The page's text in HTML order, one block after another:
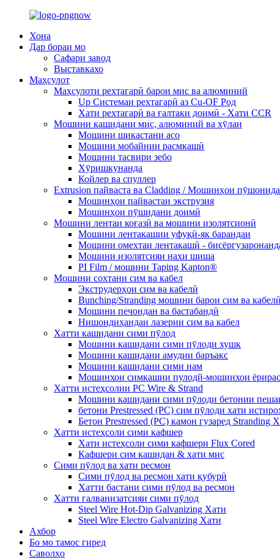
Хона
Дар бораи мо
Сафари завод
Выставкахо
Маҳсулот
Маҳсулоти рехтагарӣ барои мис ва алюминий
Up Системаи рехтагарӣ аз Cu-OF Род
Хати рехтагарӣ ва ғалтаки доимӣ - Хати CCR
Мошини кашидани мис, алюминий ва хӯлаи
Мошини шикастани асо
Мошини мобайнии расмкашӣ
Мошини тасвири зебо
Хӯришкунанда
Койлер ва спуллер
Extrusion пайваста ва Cladding / Мошинҳои
Мошинҳои пайвастаи экструзия
Мошинҳои пӯшидани доимӣ
Мошини лентаи коғазӣ ва мошини изолятсионӣ
Мошини лентакашии уфуқӣ-як барандаи
Мошини омехтаи лентакашӣ -
Мошини изолятсияи нахи шиша
PI Film / мошини Taping Kapton®
Мошини сохтани сим ва кабел
Экструдерҳои сим ва кабелӣ
Bunching/Stranding мошини барои сим ва кабелӣ
Мошини печондан ва бастабандӣ
Нишондиҳандаи лазерии сим ва кабел
Хатти кашидани сими пӯлод
Мошини кашидани сими пӯлоди хушк
Мошини кашидани амудии баръакс
Мошини кашидани сими нам
Мошинхои симкашии пулодй-мошинхои
Хатти истеҳсолии PC Wire & Strand
Мошини кашидани сими пӯлоди бетонии
бетони Prestressed (PC) сим пӯлоди хати
Бетон Prestressed (PC) камон гузаред Stranding
Хатти истеҳсоли сими кафшер
Хати истеҳсоли сими кафшери Flux Cored
Кафшери сим кашидан & хати мис
Сими пӯлод ва хати ресмон
Сими пӯлод ва ресмон хати қубурӣ
Хатти бастани сими пӯлод ва ресмон
Хатти галванизатсияи сими пӯлод
Steel Wire Hot-Dip Galvanizing Хати
Steel Wire Electro Galvanizing Хати
Ахбор
Бо мо тамос гиред
Саволҳо